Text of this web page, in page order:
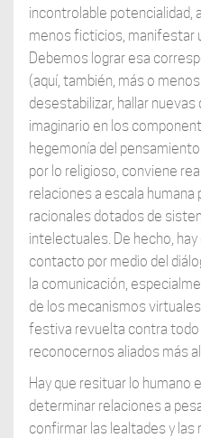
incontrolable
menos ficticios, manifestar
Debemos lograr esa
(aquí, también, más o
desestabilizar, hallar
imaginario en los
hegemonía del
por lo religioso, conviene
relaciones a escala
racionales dotados de
intelectuales. De hecho,
contacto por medio del
la comunicación,
de los mecanismos
festiva revuelta contra
reconocernos aliados más
Hay que resituar lo humano
determinar relaciones a
confirmar las lealtades y las